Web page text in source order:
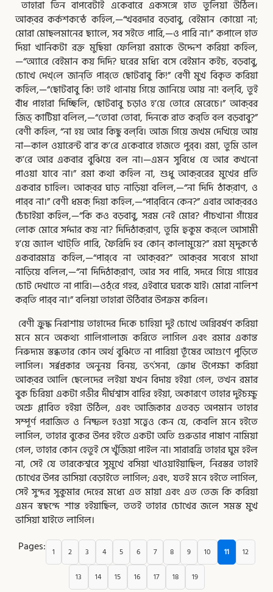
তাহারা তিন বাপবেটাই একেবারে একসঙ্গে হাত তুলিয়া উঠিল।
আক্‌বর কর্কশকন্ঠে কহিল,—“খবরদার বড়বাবু, বেইমান কোয়ো না;
মোরা মোছলমানের ছ্যালে, সব সইতে পারি,—ও পারি না।” কপালে হাত
দিয়া খানিকটা রক্ত মুছিয়া ফেলিয়া রমাকে উদ্দেশ করিয়া কহিল,
—“অ্যারে বেইমান কয় দিদি? ঘরের মধ্যি বসে বেইমান কইচ, বড়বাবু,
চোখে দেখ্‌লে জান্‌তি পার্‌তে ছোটবাবু কি!” বেণী মুখ বিকৃত করিয়া
কহিল,—“ছোটবাবু কি! তাই থানায় গিয়ে জানিয়ে আয় না! বল্‌বি, তুই
বাঁধ পাহারা দিচ্ছিলি, ছোটবাবু চড়াও হ’য়ে তোরে মেরেচে।” আক্‌বর
জিভ্‌ কাটিয়া বলিল,—“তোবা তোবা, দিনকে রাত কর্‌তি বল বড়বাবু?”
বেণী কহিল, “না হয় আর কিছু বল্‌বি। আজ গিয়ে জখম দেখিয়ে আয়
না—কাল ওয়ারেন্ট বা’র ক’রে একেবারে হাজতে পুর্‌ব। রমা, তুমি ভাল
ক’রে আর একবার বুঝিয়ে বল না।—এমন সুবিধে যে আর কখনো
পাওয়া যাবে না।” রমা কথা কহিল না, শুধু আক্‌বরের মুখের প্রতি
একবার চাহিল। আক্‌বর ঘাড় নাড়িয়া বলিল,—“না দিদি ঠাক্‌রাণ, ও
পার্‌ব না।” বেণী ধমক্‌ দিয়া কহিল,—“পার্‌বিনে কেন?” এবার আক্‌বরও
চেঁচাইয়া কহিল,—“কি কও বড়বাবু, সরম নেই মোর? পাঁচখানা গাঁয়ের
লোক মোরে সর্দ্দার কয় না? দিদিঠাক্‌রাণ, তুমি হুকুম কর্‌লে আসামী
হ’য়ে জ্যাল খাট্‌তি পারি, ফৈরিদি হব কোন্‌ কালামুয়ে?” রমা মৃদুকন্ঠে
একবারমাত্র কহিল,—“পার্‌বে না আক্‌বর?” আক্‌বর সবেগে মাথা
নাড়িয়ে বলিল,—“না দিদিঠাক্‌রাণ, আর সব পারি, সদরে গিয়ে গায়ের
চোট দেখাতে না পারি।—ওঠ্‌রে গহর, এইবারে ঘরকে যাই। মোরা নালিশ
কর্‌তি পার্‌ব না।” বলিয়া তাহারা উঠিবার উপক্রম করিল।
বেণী ক্রুদ্ধ নিরাশায় তাহাদের দিকে চাহিয়া দুই চোখেঅগ্নিবর্ষণ করিয়া
মনে মনে অকথ্য গালিগালাজ করিতে লাগিল এবং রমার একান্ত
নিরুদ্যম স্তব্ধতার কোন অর্থ বুঝিতে না পারিয়া তূঁষের আগুণে পুড়িতে
লাগিল। সর্ব্বপ্রকার অনুনয় বিনয়, ভর্ৎসনা, ক্রোধ উপেক্ষা করিয়া
আক্‌বর আলি ছেলেদের লইয়া যখন বিদায় হইয়া গেল, তখন রমার
বুক চিরিয়া একটা গভীর দীর্ঘশ্বাস বাহির হইয়া, অকারণে তাহার দুইচক্ষু
অশ্রু প্লাবিত হইয়া উঠিল, এবং আজিকার এতবড় অপমান তাহার
সম্পূর্ণ পরাজিত ও নিষ্ফল হওয়া সত্ত্বেও কেন যে, কেবলি মনে হইতে
লাগিল, তাহার বুকের উপর হইতে একটা অতি গুরুভার পাষাণ নামিয়া
গেল, তাহার কোন হেতুই সে খুঁজিয়া পাইল না। সারারত্রি তাহার ঘুম হইল
না, সেই যে তারকেশ্বরে সুমুখে বসিয়া খাওয়াইয়াছিল, নিরস্তর তাহাই
চোখের উপর ভাসিয়া বেড়াইতে লাগিল; এবং, যতই মনে হইতে লাগিল,
সেই সুন্দর সুকুমার দেহের মধ্যে এত মায়া এবং এত তেজ কি করিয়া
এমন স্বছন্দে শান্ত হইয়াছিল, ততই তাহার চোখের জলে সমস্ত মুখ
ভাসিয়া যাইতে লাগিল।
Pages:
1 2 3 4 5 6 7 8 9 10 11 12
13 14 15 16 17 18 19